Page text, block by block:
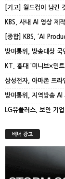
[기고] 월드컵이 남긴
KBS, 사내 AI 영상 제
[종합] KBS, ‘AI
방미통위, 방송대상
KT, 홍대 ‘미니브×민
삼성전자, 아마존 프라
방미통위, 지역방송
LG유플러스, 보안 기
배너 광고